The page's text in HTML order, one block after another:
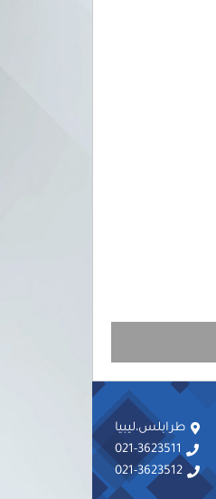
طرابلس،ليبيا
021-3623511
021-3623512